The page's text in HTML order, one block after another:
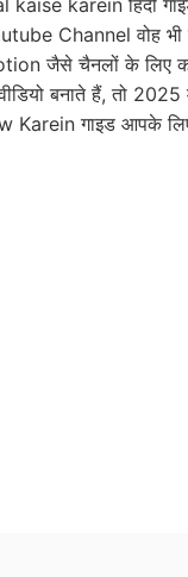
Channel वोह भी
जैसे चैनलों के लिए
बनाते हैं, तो
Karein गाइड आपके